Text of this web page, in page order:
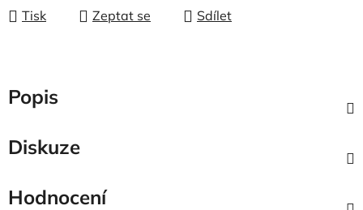
Tisk Zeptat se Sdílet
Popis
Diskuze
Hodnocení